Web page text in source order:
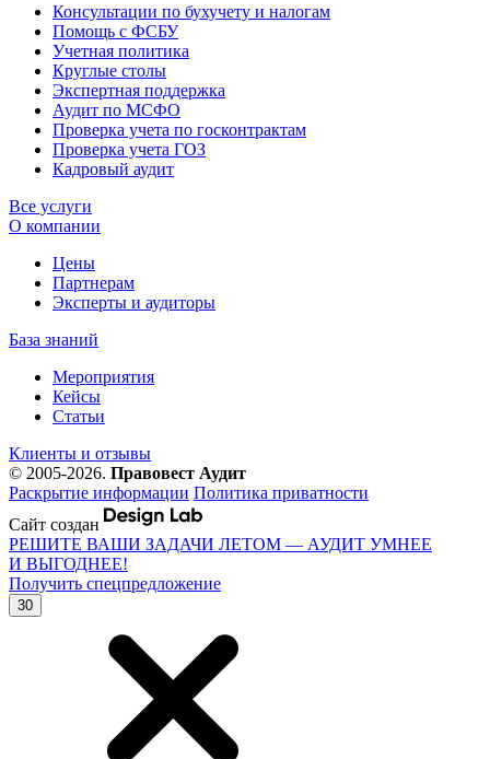
Консультации по бухучету и налогам
Помощь с ФСБУ
Учетная политика
Круглые столы
Экспертная поддержка
Аудит по МСФО
Проверка учета по госконтрактам
Проверка учета ГОЗ
Кадровый аудит
Все услуги
О компании
Цены
Партнерам
Эксперты и аудиторы
База знаний
Мероприятия
Кейсы
Статьи
Клиенты и отзывы
© 2005-2026. Правовест Аудит
Раскрытие информации Политика приватности
Сайт создан
РЕШИТЕ ВАШИ ЗАДАЧИ ЛЕТОМ — АУДИТ УМНЕЕ
И ВЫГОДНЕЕ!
Получить спецпредложение
30